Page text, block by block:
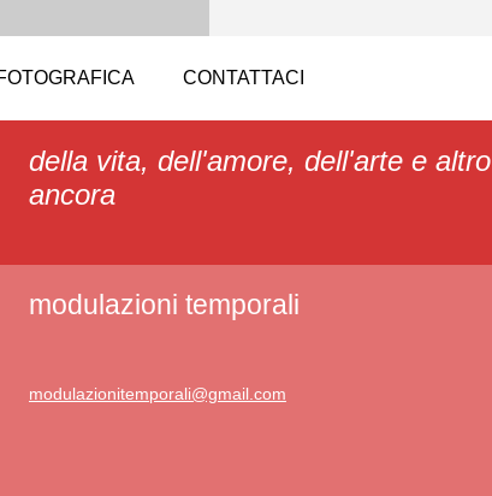
CONTATTACI
della vita, dell'amore, dell'arte e altro
ancora
modulazioni temporali
modulazionitemporali@gmail.com